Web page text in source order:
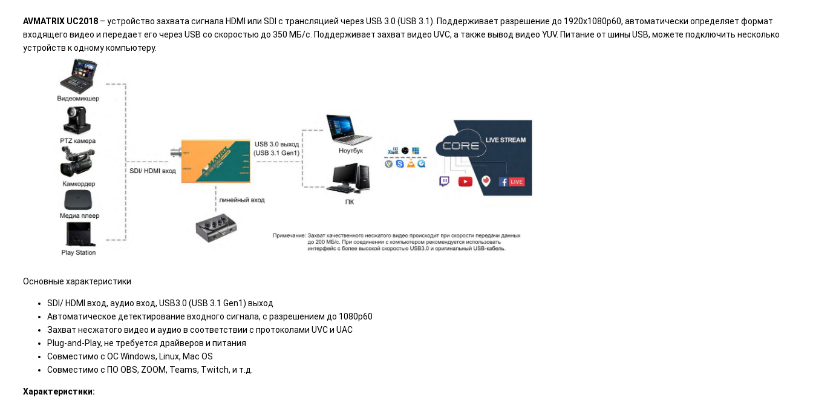
AVMATRIX UC2018 – устройство захвата сигнала HDMI или SDI с трансляцией через USB 3.0 (USB 3.1). Поддерживает разрешение до 1920x1080p60, автоматически определяет формат
входящего видео и передает его через USB со скоростью до 350 МБ/с. Поддерживает захват видео UVC, а также вывод видео YUV. Питание от шины USB, можете подключить несколько
устройств к одному компьютеру.
Основные характеристики
SDI/ HDMI вход, аудио вход, USB3.0 (USB 3.1 Gen1) выход
Автоматическое детектирование входного сигнала, с разрешением до 1080p60
Захват несжатого видео и аудио в соответствии с протоколами UVC и UAC
Plug-and-Play, не требуется драйверов и питания
Совместимо с ОС Windows, Linux, Mac OS
Совместимо с ПО OBS, ZOOM, Teams, Twitch, и т.д.
Характеристики: